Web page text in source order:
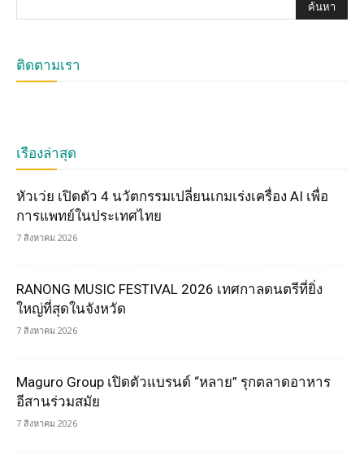
ติดตามเรา
เรื่องล่าสุด
หัวเว่ย เปิดตัว 4 นวัตกรรมเปลี่ยนเกมเร่งเครื่อง AI เพื่อ
การแพทย์ในประเทศไทย
7 สิงหาคม 2026
RANONG MUSIC FESTIVAL 2026 เทศกาลดนตรีที่ยิ่ง
ใหญ่ที่สุดในจังหวัด
7 สิงหาคม 2026
Maguro Group เปิดตัวแบรนด์ “หลาย” รุกตลาดอาหาร
อีสานร่วมสมัย
7 สิงหาคม 2026